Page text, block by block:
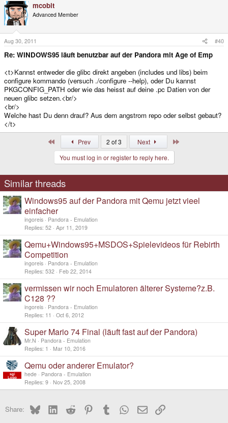
mcobit
Advanced Member
Aug 30, 2011 #40
Re: WINDOWS95 läuft benutzbar auf der Pandora mit Age of Emp
<t>Kannst entweder die glibc direkt angeben (includes und libs) beim
configure kommando (versuch ./configure --help), oder Du kannst
PKGCONFIG_PATH oder wie das heisst auf deine .pc Datien von der
neuen glibc setzen.<br/>
<br/>
Welche hast Du denn drauf? Aus dem angstrom repo oder selbst gebaut?
</t>
Prev 2 of 3 Next
You must log in or register to reply here.
Similar threads
Windows95 auf der Pandora mit Qemu jetzt vieel
einfacher
ingoreis
Pandora - Emulation
Replies 52 Apr 11, 2019
Qemu+Windows95+MSDOS+Spielevideos für Rebirth
Competition
ingoreis
Pandora - Emulation
Replies 532 Feb 22, 2014
vermissen wir noch Emulatoren älterer Systeme?z.B.
C128 ??
ingoreis
Pandora - Emulation
Replies 11 Oct 6, 2012
Super Mario 74 Final (läuft fast auf der Pandora)
Mr.N
Pandora - Emulation
Replies 1 Mar 10, 2016
Qemu oder anderer Emulator?
hede
Pandora - Emulation
Replies 9 Nov 25, 2008
Share: BlueskyLinkedInReddit PinterestTumblr WhatsApp
EmailLink